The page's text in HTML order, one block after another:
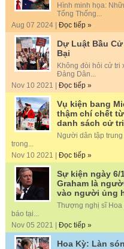
Hình minh họa:
Tổng Thống...
Aug 07 2024 | Đọc tiếp »
Dự Luật Bầu
Bại
Không đòi hỏi cử tri
Đảng Dân...
Nov 10 2021 | Đọc tiếp »
Vụ kiện bang
thậm chí chết
danh sách cử tri
Người dân tập
trong...
Nov 10 2021 | Đọc tiếp »
Sự kiện ngày
Graham là
vào người ủng
Thượng nghị sĩ Hoa
báo tại...
Nov 05 2021 | Đọc tiếp »
Hoa Kỳ: Làn